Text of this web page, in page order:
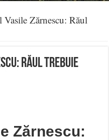
Zărnescu: Răul
Răul Trebuie
Zărnescu: